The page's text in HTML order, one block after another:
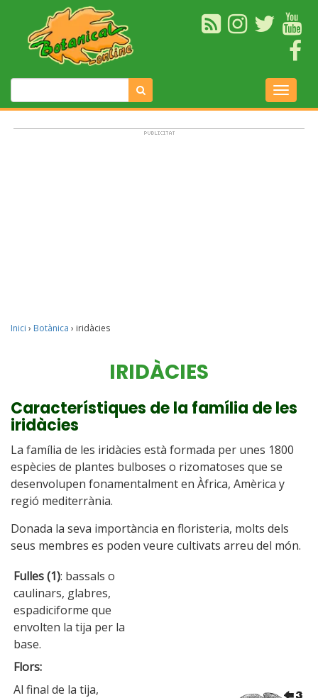
Inici › Botànica › iridàcies
IRIDÀCIES
Característiques de la família de les
iridàcies
La família de les iridàcies està formada per unes 1800
espècies de plantes bulboses o rizomatoses que se
desenvolupen fonamentalment en Àfrica, Amèrica y
regió mediterrània.
Donada la seva importància en floristeria, molts dels
seus membres es poden veure cultivats arreu del món.
Fulles(1): bassals o
caulinars, glabres,
espadiciforme que
envolten la tija per la
base.
Flors:
Al final de la tija,